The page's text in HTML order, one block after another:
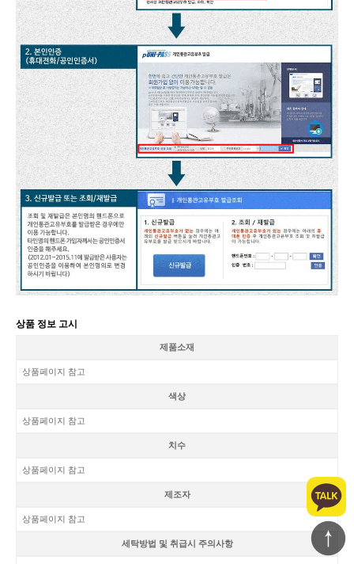
상품 정보 고시
제품소재
상품페이지 참고
색상
상품페이지 참고
치수
상품페이지 참고
제조자
상품페이지 참고
세탁방법 및 취급시 주의사항